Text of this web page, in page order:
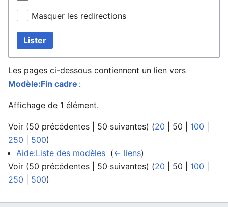
Masquer les redirections
Lister
Les pages ci-dessous contiennent un lien vers
Modèle:Fin cadre :
Affichage de 1 élément.
Voir (50 précédentes 50 suivantes) (20 50 100
250
500)
Aide:Liste des modèles (← liens)
Voir (50 précédentes 50 suivantes) (20 50 100
250
500)